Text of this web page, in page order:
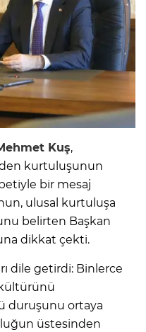
Kuş,
kurtuluşunun
bir mesaj
ulusal kurtuluşa
belirten Başkan
dikkat çekti.
dile getirdi: Binlerce
duruşunu ortaya
üstesinden